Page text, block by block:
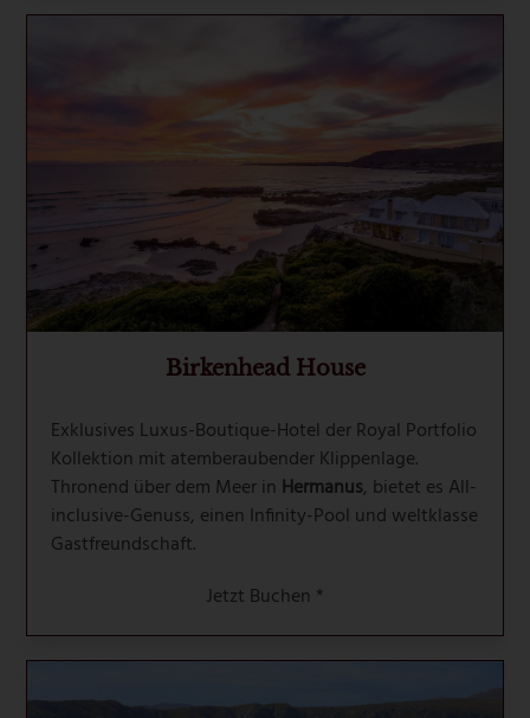
Birkenhead House
Exklusives Luxus-Boutique-Hotel der Royal Portfolio
Kollektion mit atemberaubender Klippenlage.
Thronend über dem Meer in Hermanus, bietet es All-
inclusive-Genuss, einen Infinity-Pool und weltklasse
Gastfreundschaft.
Jetzt Buchen *